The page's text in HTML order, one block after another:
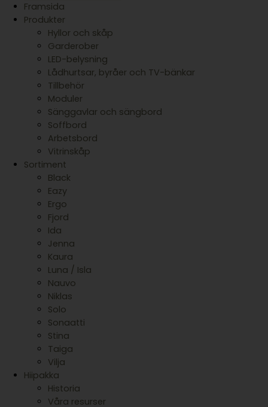
Framsida
Produkter
Hyllor och skåp
Garderober
LED-belysning
Lådhurtsar, byråer och TV-bänkar
Tillbehör
Moduler
Sänggavlar och sängbord
Soffbord
Arbetsbord
Vitrinskåp
Sortiment
Black
Eazy
Ergo
Fjord
Ida
Jenna
Kaura
Luna / Isla
Nauvo
Niklas
Solo
Sonaatti
Stina
Taiga
Vilja
Hiipakka
Historia
Våra resurser